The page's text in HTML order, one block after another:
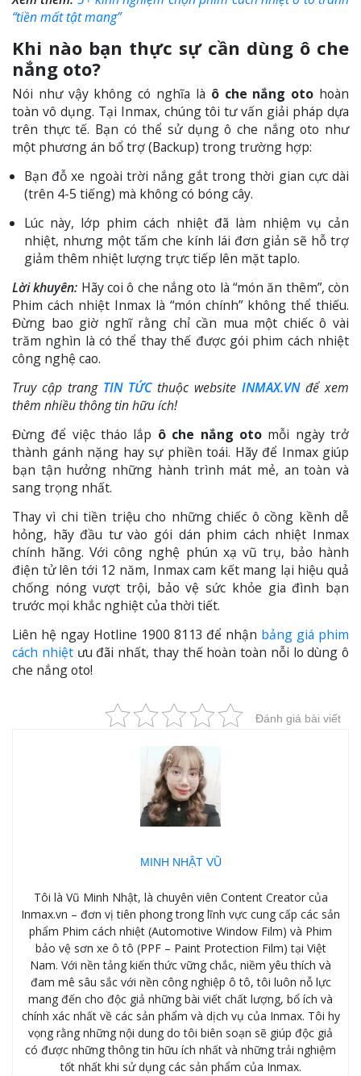
“tiền mất tật mang”
Khi nào bạn thực sự cần dùng ô che
nắng oto?
Nói như vậy không có nghĩa là ô che nắng oto hoàn
toàn vô dụng. Tại Inmax, chúng tôi tư vấn giải pháp dựa
trên thực tế. Bạn có thể sử dụng ô che nắng oto như
một phương án bổ trợ (Backup) trong trường hợp:
Bạn đỗ xe ngoài trời nắng gắt trong thời gian cực dài
(trên 4-5 tiếng) mà không có bóng cây.
Lúc này, lớp phim cách nhiệt đã làm nhiệm vụ cản
nhiệt, nhưng một tấm che kính lái đơn giản sẽ hỗ trợ
giảm thêm nhiệt lượng trực tiếp lên mặt taplo.
Lời khuyên: Hãy coi ô che nắng oto là “món ăn thêm”, còn
Phim cách nhiệt Inmax là “món chính” không thể thiếu.
Đừng bao giờ nghĩ rằng chỉ cần mua một chiếc ô vài
trăm nghìn là có thể thay thế được gói phim cách nhiệt
công nghệ cao.
Truy cập trang TIN TỨCthuộc website INMAX.VNđể xem
thêm nhiều thông tin hữu ích!
Đừng để việc tháo lắp ô che nắng otomỗi ngày trở
thành gánh nặng hay sự phiền toái. Hãy để Inmax giúp
bạn tận hưởng những hành trình mát mẻ, an toàn và
sang trọng nhất.
Thay vì chi tiền triệu cho những chiếc ô cồng kềnh dễ
hỏng, hãy đầu tư vào gói dán phim cách nhiệt Inmax
chính hãng. Với công nghệ phún xạ vũ trụ, bảo hành
điện tử lên tới 12 năm, Inmax cam kết mang lại hiệu quả
chống nóng vượt trội, bảo vệ sức khỏe gia đình bạn
trước mọi khắc nghiệt của thời tiết.
Liên hệ ngay Hotline 1900 8113 để nhận bảng giá phim
cách nhiệtưu đãi nhất, thay thế hoàn toàn nỗi lo dùng ô
che nắng oto!
Đánh giá bài viết
MINH NHẬT VŨ
Tôi là Vũ Minh Nhật, là chuyên viên Content Creator của
Inmax.vn – đơn vị tiên phong trong lĩnh vực cung cấp các sản
phẩm Phim cách nhiệt (Automotive Window Film) và Phim
bảo vệ sơn xe ô tô (PPF – Paint Protection Film) tại Việt
Nam. Với nền tảng kiến thức vững chắc, niềm yêu thích và
đam mê sâu sắc với nền công nghiệp ô tô, tôi luôn nỗ lực
mang đến cho độc giả những bài viết chất lượng, bổ ích và
chính xác nhất về các sản phẩm và dịch vụ của Inmax. Tôi hy
vọng rằng những nội dung do tôi biên soạn sẽ giúp độc giả
có được những thông tin hữu ích nhất và những trải nghiệm
tốt nhất khi sử dụng các sản phẩm của Inmax.